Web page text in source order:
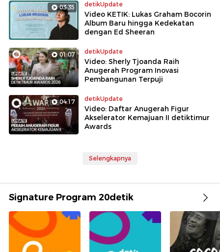
03:35 detikUpdate
Video KETIK: Lukas Graham Bocorin
Album Baru hingga Kedekatan
dengan Ed Sheeran
01:07 detikUpdate
Video: Sherly Tjoanda Raih
Anugerah Program Inovasi
Pembangunan Terpuji
04:17 detikUpdate
Video: Daftar Anugerah Figur
Akselerator Kemajuan II detiktimur
Awards
Selengkapnya
Signature Program 20detik